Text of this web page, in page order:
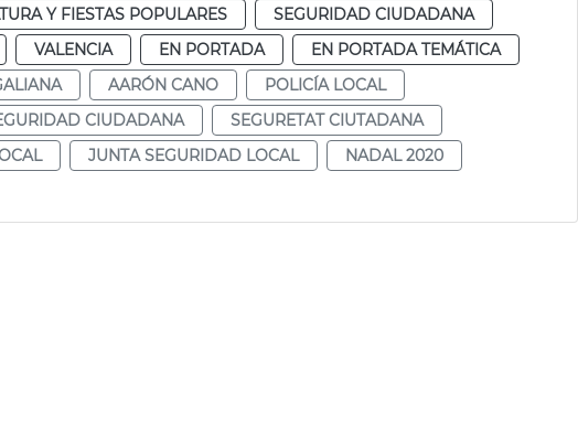
Y FIESTAS POPULARES
SEGURIDAD CIUDADANA
VALENCIA EN PORTADA
EN PORTADA TEMÁTICA
AARÓN CANO
POLICÍA LOCAL
CIUDADANA
SEGURETAT CIUTADANA
JUNTA SEGURIDAD LOCAL
NADAL 2020